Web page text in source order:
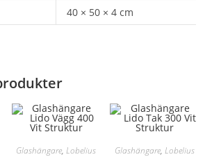
40 × 50 × 4 cm
Glashängare,Lobelius Glashängare, Lobelius